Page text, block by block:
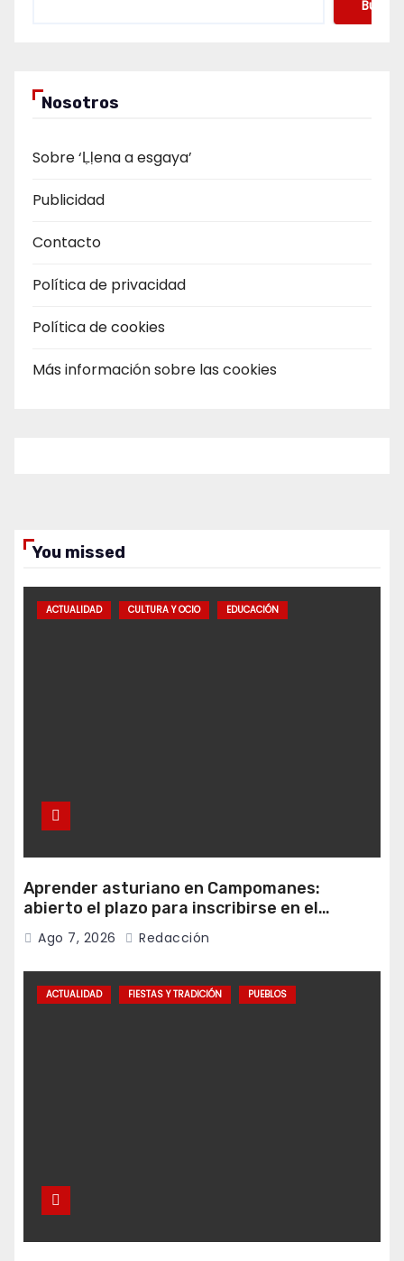
Buscar
Nosotros
Sobre ‘Ḷḷena a esgaya’
Publicidad
Contacto
Política de privacidad
Política de cookies
Más información sobre las cookies
You missed
ACTUALIDAD CULTURA Y OCIO EDUCACIÓN
Aprender asturiano en Campomanes:
abierto el plazo para inscribirse en el
programa Falamos
Ago 7, 2026 Redacción
ACTUALIDAD FIESTAS Y TRADICIÓN PUEBLOS